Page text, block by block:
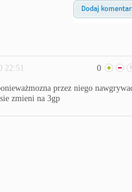
22:51 0
przez niego
zmieni na 3gp